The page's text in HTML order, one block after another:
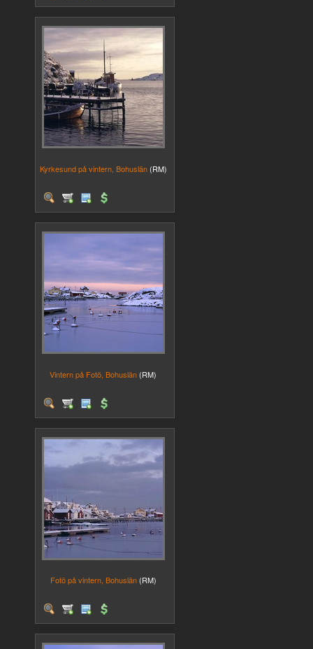
Kyrkesund på vintern, Bohuslän (RM)
Vintern på Fotö, Bohuslän (RM)
Fotö på vintern, Bohuslän (RM)